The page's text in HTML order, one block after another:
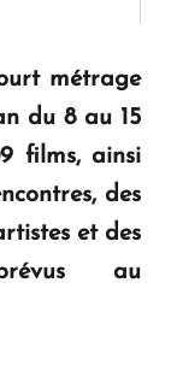
concrète, la
et d'avenir
métrage
du 8 au 15
films, ainsi
des
et des
au